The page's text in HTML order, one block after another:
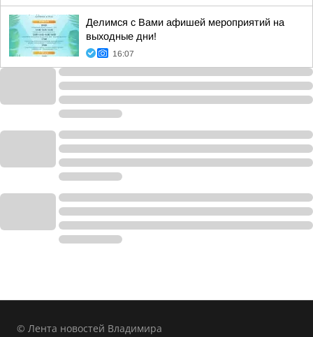
Делимся с Вами афишей мероприятий на
выходные дни!
16:07
© Лента новостей Владимира